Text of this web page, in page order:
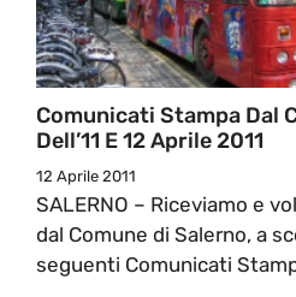
Comunicati Stampa Dal
Dell’11 E 12 Aprile 2011
12 Aprile 2011
SALERNO – Riceviamo e
dal Comune di Salerno, a
seguenti Comunicati